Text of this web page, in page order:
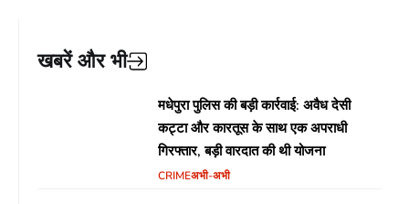
खबरें और भी
मधेपुरा पुलिस की बड़ी कार्रवाई: अवैध देसी
कट्टा और कारतूस के साथ एक अपराधी
गिरफ्तार, बड़ी वारदात की थी योजना
CRIMEअभी-अभी